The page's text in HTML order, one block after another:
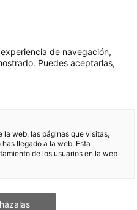
de navegación,
Puedes aceptarlas,
la web, las páginas que visitas,
llegado a la web. Esta
de los usuarios en la web